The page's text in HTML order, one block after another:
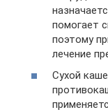
помогает
поэтому
лечение
Сухой